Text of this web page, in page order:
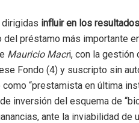
influir en los
préstamo más importante
Mauricio Macri, con la gestión
Fondo (4) y suscripto sin
“prestamista en última
inversión del esquema de
ante la inviabilidad de